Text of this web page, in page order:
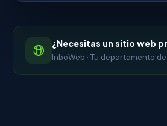
¿Necesitas un sitio web
InboWeb · Tu departamento